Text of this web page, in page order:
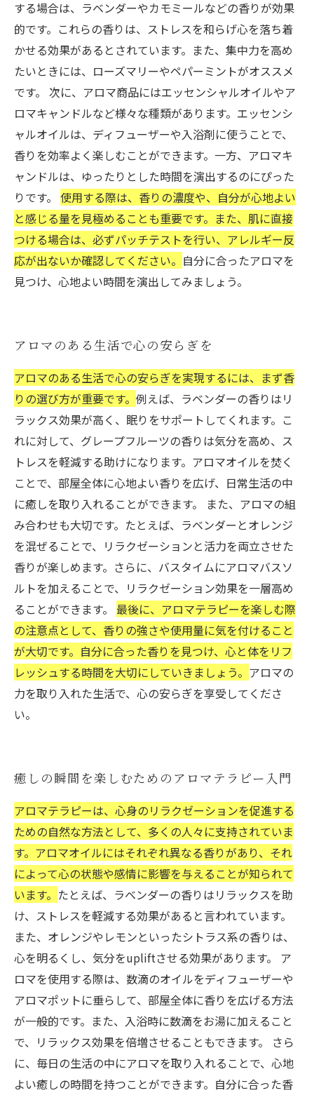
する場合は、ラベンダーやカモミールなどの香りが効果
的です。これらの香りは、ストレスを和らげ心を落ち着
かせる効果があるとされています。また、集中力を高め
たいときには、ローズマリーやペパーミントがオススメ
です。 次に、アロマ商品にはエッセンシャルオイルやア
ロマキャンドルなど様々な種類があります。エッセンシ
ャルオイルは、ディフューザーや入浴剤に使うことで、
香りを効率よく楽しむことができます。一方、アロマキ
ャンドルは、ゆったりとした時間を演出するのにぴった
りです。 使用する際は、香りの濃度や、自分が心地よい
と感じる量を見極めることも重要です。また、肌に直接
つける場合は、必ずパッチテストを行い、アレルギー反
応が出ないか確認してください。 自分に合ったアロマを
見つけ、心地よい時間を演出してみましょう。
アロマのある生活で心の安らぎを
アロマのある生活で心の安らぎを実現するには、まず香
りの選び方が重要です。 例えば、ラベンダーの香りはリ
ラックス効果が高く、眠りをサポートしてくれます。こ
れに対して、グレープフルーツの香りは気分を高め、ス
トレスを軽減する助けになります。アロマオイルを焚く
ことで、部屋全体に心地よい香りを広げ、日常生活の中
に癒しを取り入れることができます。 また、アロマの組
み合わせも大切です。たとえば、ラベンダーとオレンジ
を混ぜることで、リラクゼーションと活力を両立させた
香りが楽しめます。さらに、バスタイムにアロマバスソ
ルトを加えることで、リラクゼーション効果を一層高め
ることができます。 最後に、アロマテラピーを楽しむ際
の注意点として、香りの強さや使用量に気を付けること
が大切です。自分に合った香りを見つけ、心と体をリフ
レッシュする時間を大切にしていきましょう。 アロマの
力を取り入れた生活で、心の安らぎを享受してくださ
い。
癒しの瞬間を楽しむためのアロマテラピー入門
アロマテラピーは、心身のリラクゼーションを促進する
ための自然な方法として、多くの人々に支持されていま
す。アロマオイルにはそれぞれ異なる香りがあり、それ
によって心の状態や感情に影響を与えることが知られて
います。 たとえば、ラベンダーの香りはリラックスを助
け、ストレスを軽減する効果があると言われています。
また、オレンジやレモンといったシトラス系の香りは、
心を明るくし、気分をupliftさせる効果があります。 ア
ロマを使用する際は、数滴のオイルをディフューザーや
アロマポットに垂らして、部屋全体に香りを広げる方法
が一般的です。また、入浴時に数滴をお湯に加えること
で、リラックス効果を倍増させることもできます。 さら
に、毎日の生活の中にアロマを取り入れることで、心地
よい癒しの時間を持つことができます。自分に合った香